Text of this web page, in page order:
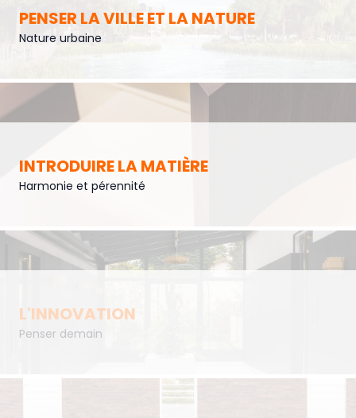
PENSER LA VILLE ET LA NATURE
Nature urbaine
INTRODUIRE LA MATIÈRE
Harmonie et pérennité
L'INNOVATION
Penser demain